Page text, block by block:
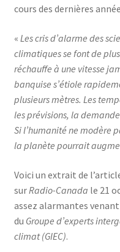
cours des dernières
« Les cris d’alarme des
climatiques se font de
réchauffe à une vitesse
banquise s’étiole
plusieurs mètres. Les
les prévisions, la
Si l’humanité ne modère
la planète pourrait
Voici un extrait de
sur Radio-Canada le 21
assez alarmantes
du Groupe d’experts
climat (GIEC).